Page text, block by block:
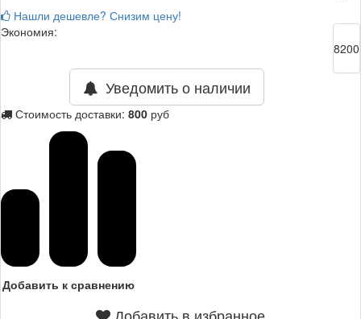
Нашли дешевле? Снизим цену!
Экономия:
8200
Уведомить о наличии
Стоимость доставки: 800 руб
Добавить к сравнению